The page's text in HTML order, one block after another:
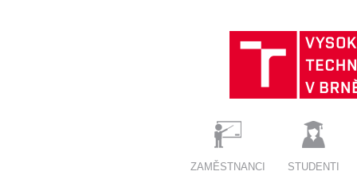
ZAMĚSTNANCI STUDENTI